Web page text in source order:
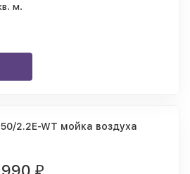
м.
2.2E-WT мойка воздуха
₽